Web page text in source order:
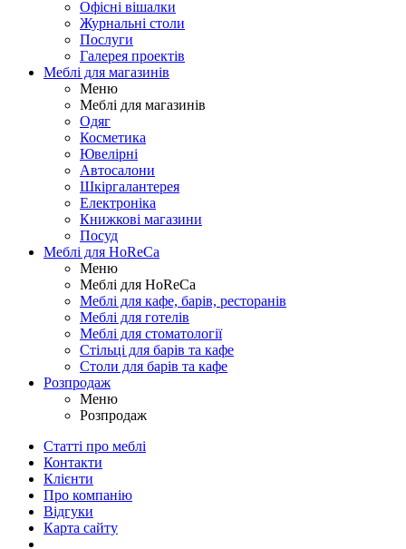
Офісні вішалки
Журнальні столи
Послуги
Галерея проектів
Меблі для магазинів
Меню
Меблі для магазинів
Одяг
Косметика
Ювелірні
Автосалони
Шкіргалантерея
Електроніка
Книжкові магазини
Посуд
Меблі для HoReCa
Меню
Меблі для HoReCa
Меблі для кафе, барів, ресторанів
Меблі для готелів
Меблі для стоматології
Стільці для барів та кафе
Столи для барів та кафе
Розпродаж
Меню
Розпродаж
Статті про меблі
Контакти
Клієнти
Про компанію
Відгуки
Карта сайту